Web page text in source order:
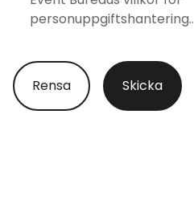
personuppgiftshantering..